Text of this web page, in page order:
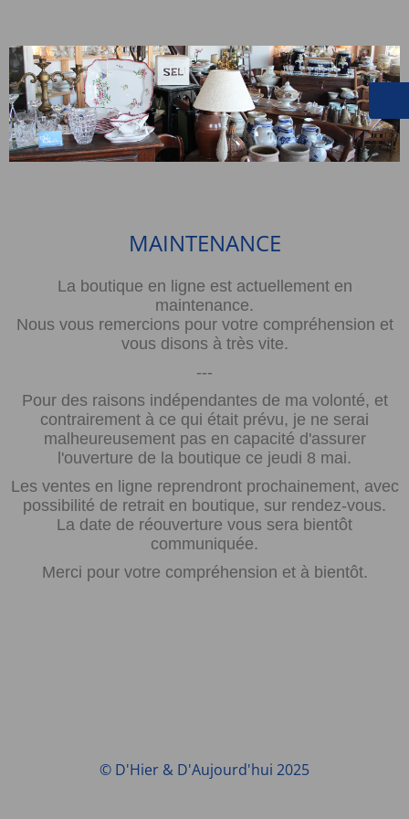
MAINTENANCE
La boutique en ligne est actuellement en
maintenance.
Nous vous remercions pour votre compréhension et
vous disons à très vite.
---
Pour des raisons indépendantes de ma volonté, et
contrairement à ce qui était prévu, je ne serai
malheureusement pas en capacité d'assurer
l'ouverture de la boutique ce jeudi 8 mai.
Les ventes en ligne reprendront prochainement, avec
possibilité de retrait en boutique, sur rendez-vous.
La date de réouverture vous sera bientôt
communiquée.
Merci pour votre compréhension et à bientôt.
© D'Hier & D'Aujourd'hui 2025